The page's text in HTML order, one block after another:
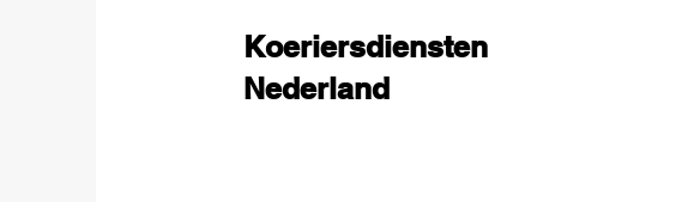
Koeriersdiensten
Nederland